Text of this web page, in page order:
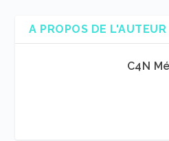
A PROPOS DE L'AUTEUR
C4N